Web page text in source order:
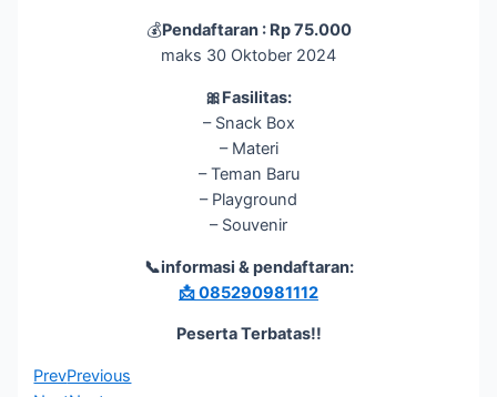
💰Pendaftaran : Rp 75.000
maks 30 Oktober 2024
🎀Fasilitas:
– Snack Box
– Materi
– Teman Baru
– Playground
– Souvenir
📞informasi & pendaftaran:
📩 085290981112
Peserta Terbatas!!
PrevPrevious